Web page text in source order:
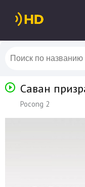
Саван
Pocong 2